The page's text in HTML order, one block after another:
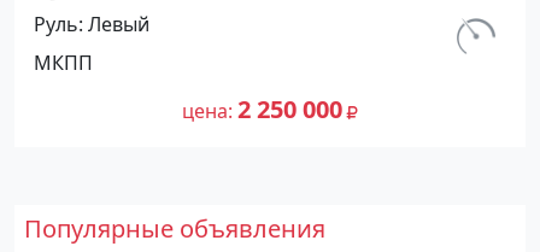
(1400/88 л.с.) Бензин инжектор
Рисовый цвет Синий Хетчбэк по
цене 2250000 рублей, объявление
№27444 на сайте Авторынок23
км.
Руль Левый
МКПП
цена 2 250 000
Популярные объявления